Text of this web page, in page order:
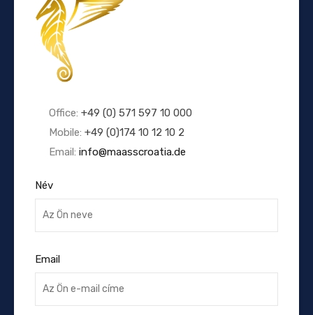
Office: +49 (0) 571 597 10 000
Mobile: +49 (0)174 10 12 10 2
Email: info@maasscroatia.de
Név
Email